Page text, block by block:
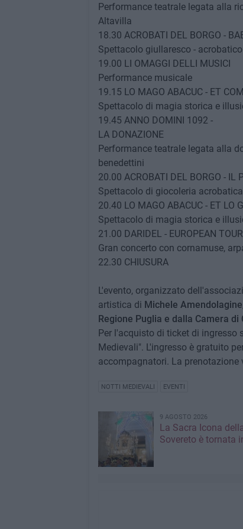
Performance teatrale legata alla
Altavilla
18.30 ACROBATI DEL BORGO -
Spettacolo giullaresco - acrobatico
19.00 LI OMAGGI DELLI MUSICI
Performance musicale
19.15 LO MAGO ABACUC - ET
Spettacolo di magia storica e
19.45 ANNO DOMINI 1092 -
LA DONAZIONE
Performance teatrale legata alla
benedettini
20.00 ACROBATI DEL BORGO - IL
Spettacolo di giocoleria
20.40 LO MAGO ABACUC - ET LO
Spettacolo di magia storica e
21.00 DARIDEL - EUROPEAN TOUR
Gran concerto con cornamuse,
22.30 CHIUSURA
L'evento, organizzato
artistica di Michele Amendolagine
Regione Puglia e dalla Camera di
Per l'acquisto di ticket di ingresso
Medievali". L'ingresso è gratuito
accompagnatori. La
NOTTI MEDIEVALI EVENTI
9 AGOSTO 2026
La Sacra Icona
Sovereto è tornata